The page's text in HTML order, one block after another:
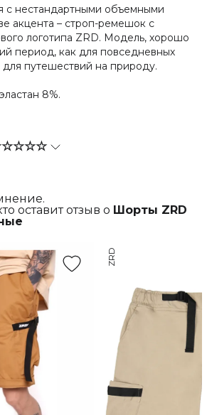
с нестандартными объемными
акцента – строп-ремешок с
логотипа ZRD. Модель, хорошо
период, как для повседневных
для путешествий на природу.
8%.
оставит отзыв о Шорты ZRD
ZRD